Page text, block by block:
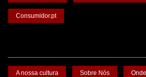
Consumidor.pt
A nossa cultura Sobre Nós